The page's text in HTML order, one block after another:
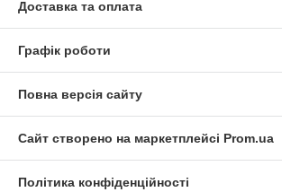
Доставка та оплата
Графік роботи
Повна версія сайту
Сайт створено на маркетплейсі Prom.ua
Політика конфіденційності